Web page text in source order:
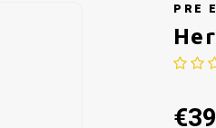
PRE